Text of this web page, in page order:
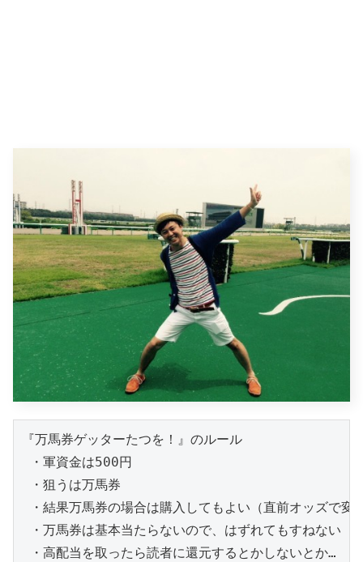
『万馬券ゲッターたつを！』のルール
・軍資金は500円
・狙うは万馬券
・結果万馬券の場合は購入してもよい（直前オッズで変
・万馬券は基本当たらないので、はずれてもすねない（
・高配当を取ったら読者に還元するとかしないとか…